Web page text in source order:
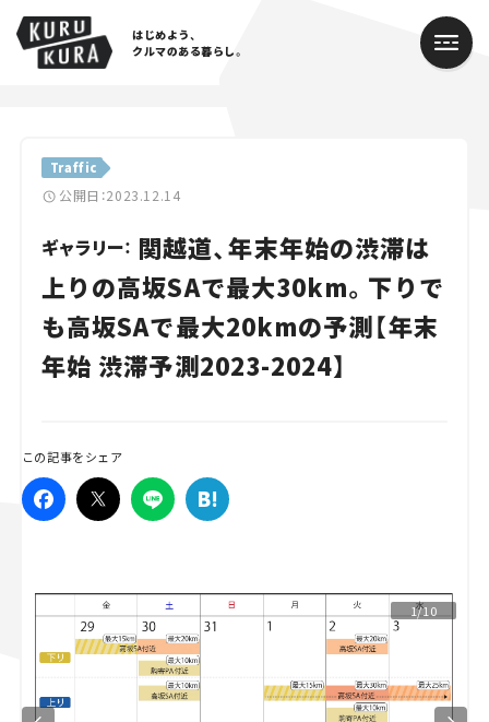
はじめよう、
クルマのある暮らし。
Traffic
公開日：2023.12.14
ギャラリー： 関越道、年末年始の渋滞は
上りの高坂SAで最大30km。下りで
も高坂SAで最大20kmの予測【年末
年始 渋滞予測2023-2024】
この記事をシェア
1/10
Cars
Lifestyle
Traffic
Special
Campaign
人気のハッシュタグ
スズキ ジムニー｜Suzuki Jimny